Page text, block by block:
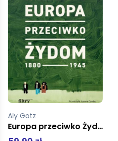
Aly Gotz
Europa przeciwko Żydom. 1880-1945